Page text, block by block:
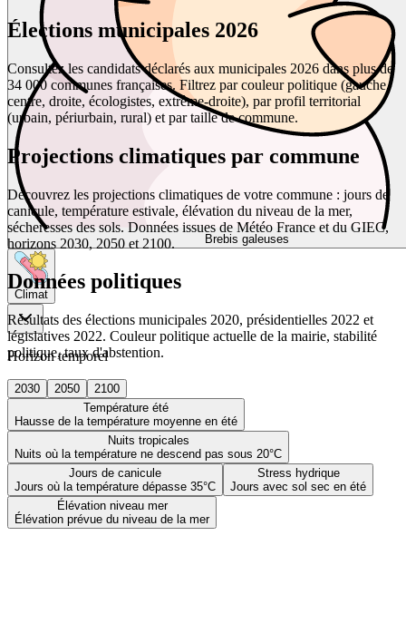
Brebis galeuses
Climat
Horizon temporel
2030 2050
2100
Température été
Hausse de la température moyenne en été
Nuits tropicales
Nuits où la température ne descend pas sous 20°C
Jours de canicule
Jours où la température dépasse 35°C
Stress hydrique
Jours avec sol sec en été
Élévation niveau mer
Élévation prévue du niveau de la mer
Élections municipales 2026
Consultez les candidats déclarés aux municipales 2026 dans plus de
34 000 communes françaises. Filtrez par couleur politique (gauche,
centre, droite, écologistes, extrême-droite), par profil territorial
(urbain, périurbain, rural) et par taille de commune.
Projections climatiques par commune
Découvrez les projections climatiques de votre commune : jours de
canicule, température estivale, élévation du niveau de la mer,
sécheresses des sols. Données issues de Météo France et du GIEC,
horizons 2030, 2050 et 2100.
Données politiques
Résultats des élections municipales 2020, présidentielles 2022 et
législatives 2022. Couleur politique actuelle de la mairie, stabilité
politique, taux d'abstention.